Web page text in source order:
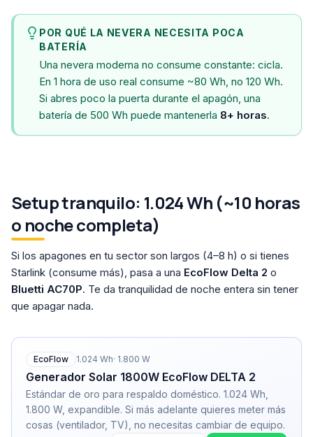
POR QUÉ LA NEVERA NECESITA POCA
BATERÍA
Una nevera moderna no consume constante: cicla.
En 1 hora de uso real consume ~80 Wh, no 120 Wh.
Si abres poco la puerta durante el apagón, una
batería de 500 Wh puede mantenerla 8+ horas.
Setup tranquilo: 1.024 Wh (~10 horas
o noche completa)
Si los apagones en tu sector son largos (4–8 h) o si tienes
Starlink (consume más), pasa a una EcoFlow Delta 2 o
Bluetti AC70P. Te da tranquilidad de noche entera sin tener
que apagar nada.
EcoFlow 1.024 Wh· 1.800 W
Generador Solar 1800W EcoFlow DELTA 2
Estándar de oro para respaldo doméstico. 1.024 Wh,
1.800 W, expandible. Si más adelante quieres meter más
cosas (ventilador, TV), no necesitas cambiar de equipo.